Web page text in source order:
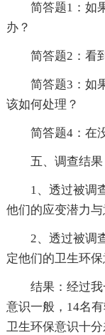
简答题1：如
办？
简答题2：看
简答题3：如
该如何处理？
简答题4：在
五、调查结果
1、透过被调
他们的应变潜力与
2、透过被调
定他们的卫生环保
结果：经过
意识一般，14名
卫生环保意识十分